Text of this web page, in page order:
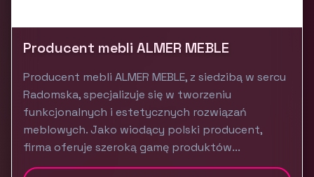
Producent mebli ALMER MEBLE
Producent mebli ALMER MEBLE, z siedzibą w sercu
Radomska, specjalizuje się w tworzeniu
funkcjonalnych i estetycznych rozwiązań
meblowych. Jako wiodący polski producent,
firma oferuje szeroką gamę produktów...